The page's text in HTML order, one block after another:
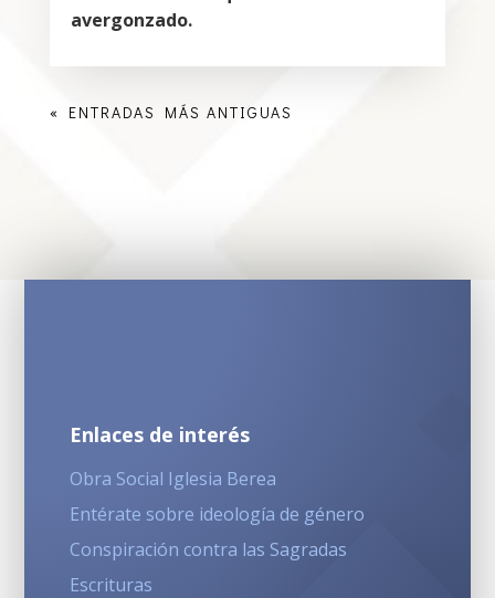
avergonzado.
« ENTRADAS MÁS ANTIGUAS
Enlaces de interés
Obra Social Iglesia Berea
Entérate sobre ideología de género
Conspiración contra las Sagradas
Escrituras